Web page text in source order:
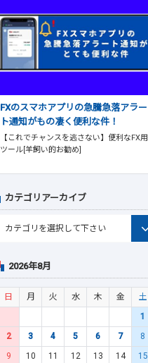
FXのスマホアプリの急騰急落アラー
ト通知がもの凄く便利な件！
【これでチャンスを逃さない】便利なFX用
ツール[羊飼い的お勧め]
カテゴリアーカイブ
2026年8月
日 月 火 水 木 金
土
1
2
3 4 5 6 7
8
9
10 11 12 13 14
15